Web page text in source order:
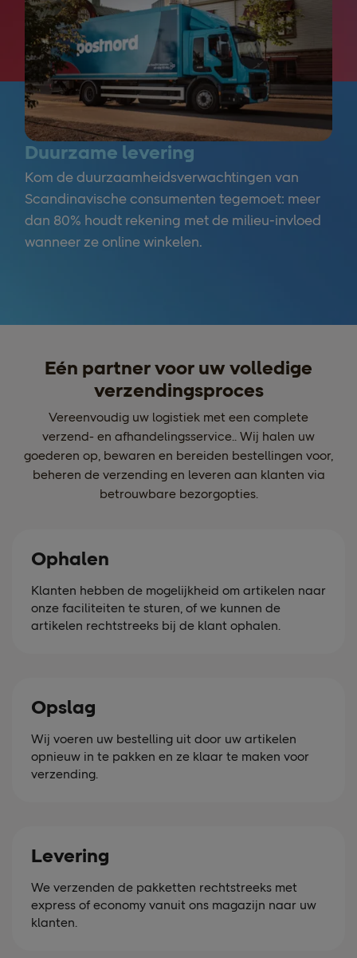
Duurzame levering
Kom de duurzaamheidsverwachtingen van
Scandinavische consumenten tegemoet: meer
dan 80% houdt rekening met de milieu-invloed
wanneer ze online winkelen.
Eén partner voor uw volledige
verzendingsproces
Vereenvoudig uw logistiek met een complete
verzend- en afhandelingsservice.. Wij halen uw
goederen op, bewaren en bereiden bestellingen voor,
beheren de verzending en leveren aan klanten via
betrouwbare bezorgopties.
Ophalen
Klanten hebben de mogelijkheid om artikelen naar
onze faciliteiten te sturen, of we kunnen de
artikelen rechtstreeks bij de klant ophalen.
Opslag
Wij voeren uw bestelling uit door uw artikelen
opnieuw in te pakken en ze klaar te maken voor
verzending.
Levering
We verzenden de pakketten rechtstreeks met
express of economy vanuit ons magazijn naar uw
klanten.